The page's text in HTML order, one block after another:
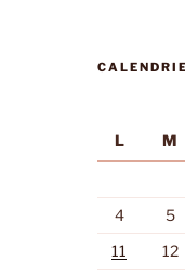
L
M
4
5
11
12